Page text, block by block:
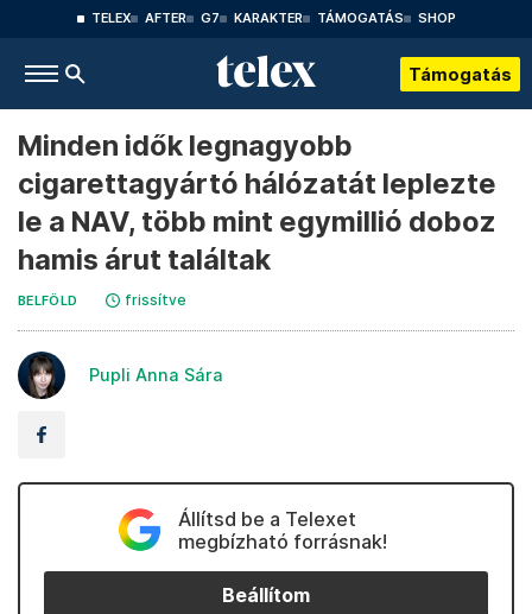
TELEX AFTER G7 KARAKTER TÁMOGATÁS SHOP
Támogatás
Minden idők legnagyobb
cigarettagyártó hálózatát leplezte
le a NAV, több mint egymillió doboz
hamis árut találtak
BELFÖLD frissítve
Pupli Anna Sára
Állítsd be a Telexet
megbízható forrásnak!
Beállítom